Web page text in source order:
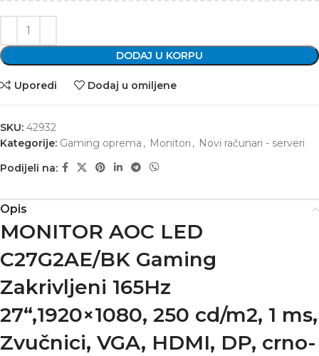
DODAJ U KORPU
Uporedi Dodaj u omiljene
SKU: 42932
Kategorije: Gaming oprema , Monitori , Novi računari - serveri
Podijeli na:
Opis
MONITOR AOC LED
C27G2AE/BK Gaming
Zakrivljeni 165Hz
27“,1920×1080, 250 cd/m2, 1 ms,
Zvučnici, VGA, HDMI, DP, crno-